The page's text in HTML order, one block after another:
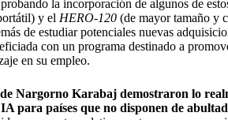
la incorporación de algunos de
y el HERO-120 (de mayor tamaño y
de estudiar potenciales nuevas
con un programa destinado a
en su empleo.
Nargorno Karabaj demostraron lo
para países que no disponen de